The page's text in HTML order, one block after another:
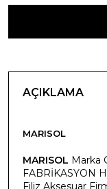
AÇIKLAMA
MARISOL
MARISOL Marka
FABRİKASYON
Filiz Aksesuar